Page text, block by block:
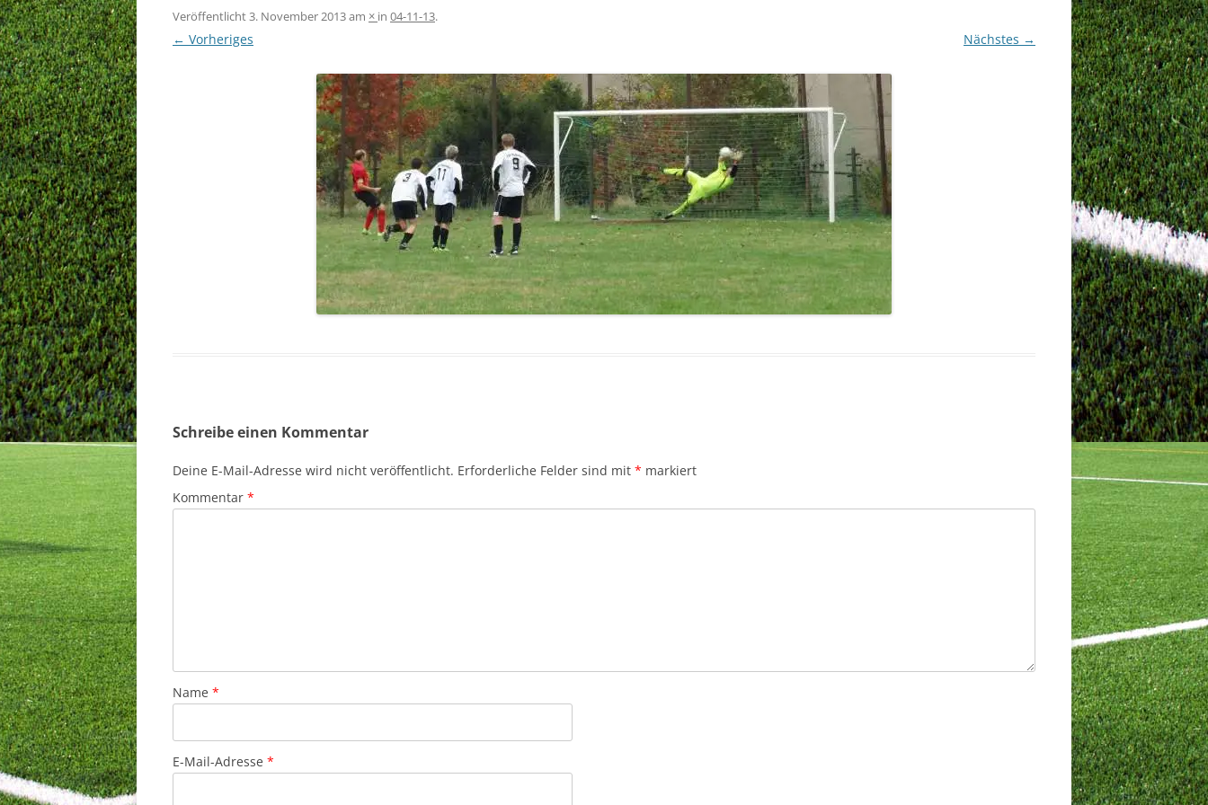
Veröffentlicht3. November 2013am × in 04-11-13.
← Vorheriges Nächstes →
Schreibe einen Kommentar
Deine E-Mail-Adresse wird nicht veröffentlicht. Erforderliche Felder sind mit * markiert
Kommentar *
Name *
E-Mail-Adresse *